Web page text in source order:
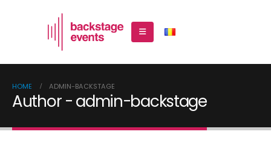
HOME ADMIN-BACKSTAGE
Author - admin-backstage